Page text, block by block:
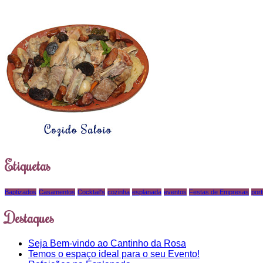
Etiquetas
Baptizados Casamentos Cocktail's cozinha esplanada eventos Festas de Empresas
Destaques
Seja Bem-vindo ao Cantinho da Rosa
Temos o espaço ideal para o seu Evento!